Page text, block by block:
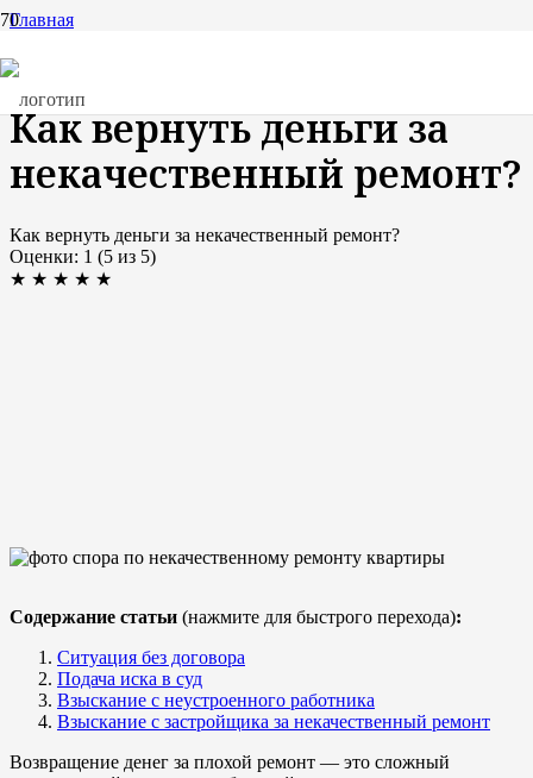
Главная
Как вернуть деньги за некачественный ремонт?
Как вернуть деньги за
некачественный ремонт?
Как вернуть деньги за некачественный ремонт?
Оценки: 1 (5 из 5)
★ ★ ★ ★ ★
Содержание статьи (нажмите для быстрого перехода):
Ситуация без договора
Подача иска в суд
Взыскание с неустроенного работника
Взыскание с застройщика за некачественный ремонт
Возвращение денег за плохой ремонт — это сложный